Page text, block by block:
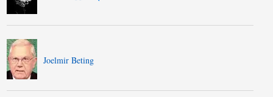
Joelmir Beting